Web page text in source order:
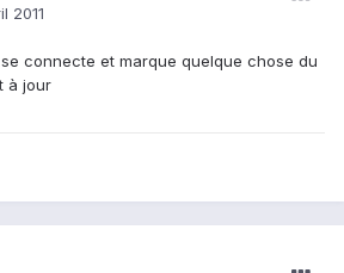
2011
connecte et marque quelque chose du
à jour